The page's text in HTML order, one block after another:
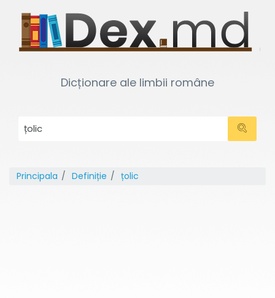
Dicționare ale limbii române
Principala Definiție țolic